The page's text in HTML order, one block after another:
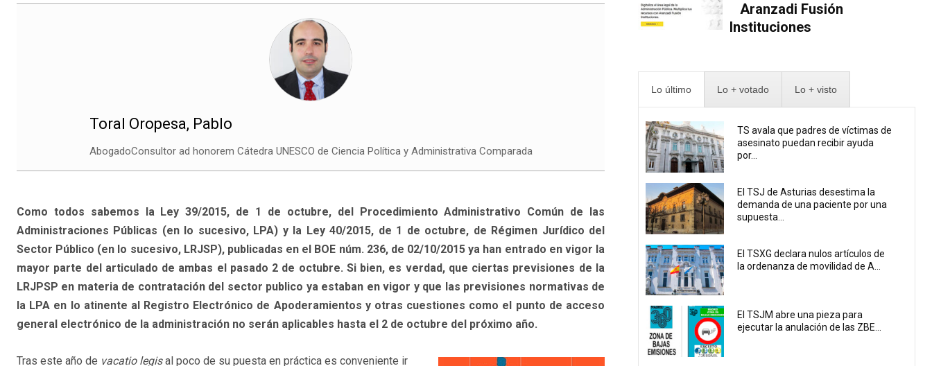
Toral Oropesa, Pablo
AbogadoConsultor ad honorem Cátedra UNESCO de Ciencia Política y Administrativa Comparada
Como todos sabemos la Ley 39/2015, de 1 de octubre, del Procedimiento Administrativo Común de las
Administraciones Públicas (en lo sucesivo, LPA) y la Ley 40/2015, de 1 de octubre, de Régimen Jurídico del
Sector Público (en lo sucesivo, LRJSP), publicadas en el BOE núm. 236, de 02/10/2015 ya han entrado en vigor la
mayor parte del articulado de ambas el pasado 2 de octubre. Si bien, es verdad, que ciertas previsiones de la
LRJPSP en materia de contratación del sector publico ya estaban en vigor y que las previsiones normativas de
la LPA en lo atinente al Registro Electrónico de Apoderamientos y otras cuestiones como el punto de acceso
general electrónico de la administración no serán aplicables hasta el 2 de octubre del próximo año.
Tras este año de vacatio legisal poco de su puesta en práctica es conveniente ir
Aranzadi Fusión
Instituciones
Lo último Lo + votado Lo + visto
TS avala que padres de víctimas de
asesinato puedan recibir ayuda
por...
El TSJ de Asturias desestima la
demanda de una paciente por una
supuesta...
El TSXG declara nulos artículos de
la ordenanza de movilidad de A...
El TSJM abre una pieza para
ejecutar la anulación de las ZBE...